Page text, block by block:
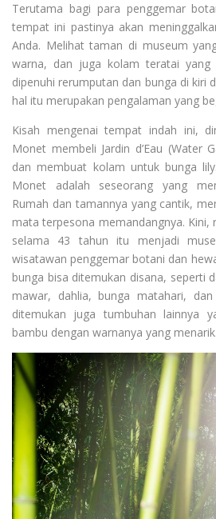
Terutama bagi para penggemar
tempat ini pastinya akan
Anda. Melihat taman di museum
warna, dan juga kolam teratai
dipenuhi rerumputan dan bunga di kiri
hal itu merupakan pengalaman yang
Kisah mengenai tempat indah ini,
Monet membeli Jardin d’Eau (Water
dan membuat kolam untuk bunga
Monet adalah seseorang yang
Rumah dan tamannya yang cantik,
mata terpesona memandangnya. Kini,
selama 43 tahun itu menjadi
wisatawan penggemar botani dan
bunga bisa ditemukan disana, seperti
mawar, dahlia, bunga matahari,
ditemukan juga tumbuhan lainnya
bambu dengan warnanya yang menarik.